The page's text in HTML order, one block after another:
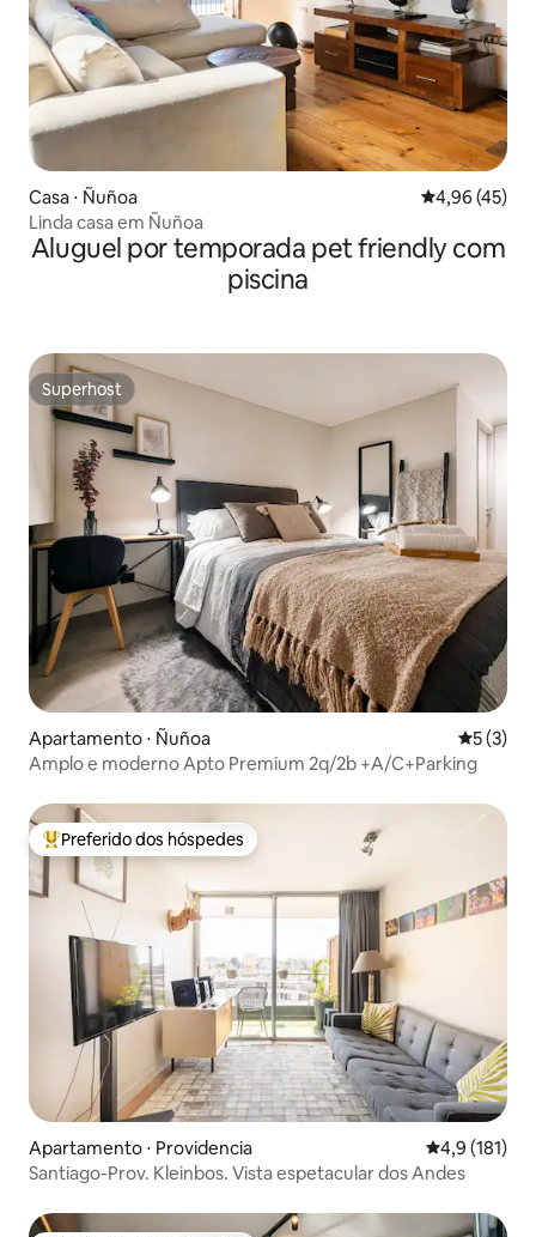
Casa ⋅ Ñuñoa 4,96 de uma
4,96 (45)
Linda casa em Ñuñoa
Aluguel por temporada pet friendly com
piscina
Superhost
Superhost
Apartamento ⋅ Ñuñoa 5 de
5 (3)
Amplo e moderno Apto Premium 2q/2b +A/C+Parking
Entre os melhores preferidos dos hóspedes
Preferido dos hóspedes
Apartamento ⋅ Providencia 4,9 de uma
4,9 (181)
Santiago-Prov. Kleinbos. Vista espetacular dos Andes